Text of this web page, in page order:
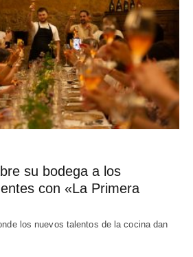
su bodega a los
con «La Primera
los nuevos talentos de la cocina dan